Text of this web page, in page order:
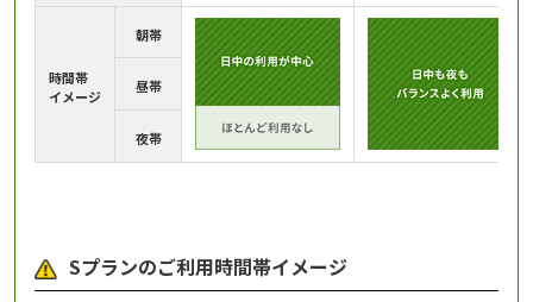
時間帯
イメージ
朝帯
昼帯
夜帯
Sプランのご利用時間帯イメージ